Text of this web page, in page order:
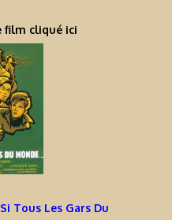
film cliqué ici
Tous Les Gars Du